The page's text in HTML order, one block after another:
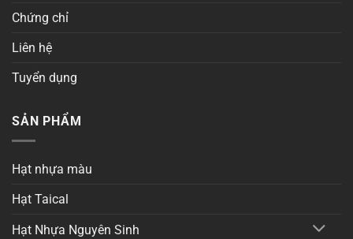
Chứng chỉ
Liên hệ
Tuyển dụng
SẢN PHẨM
Hạt nhựa màu
Hạt Taical
Hạt Nhựa Nguyên Sinh